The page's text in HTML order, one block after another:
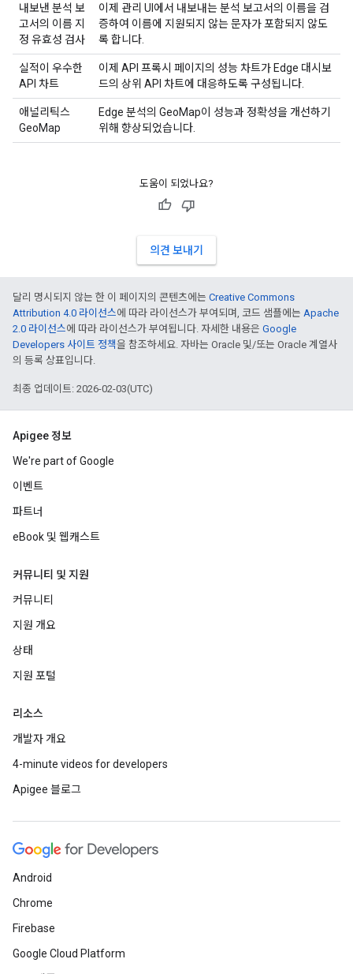
내보낸 분석 보
고서의 이름 지
정 유효성 검사
이제 관리 UI에서 내보내는 분석 보고서의 이름을 검
증하여 이름에 지원되지 않는 문자가 포함되지 않도
록 합니다.
실적이 우수한
API 차트
이제 API 프록시 페이지의 성능 차트가 Edge 대시보
드의 상위 API 차트에 대응하도록 구성됩니다.
애널리틱스
GeoMap
Edge 분석의 GeoMap이 성능과 정확성을 개선하기
위해 향상되었습니다.
도움이 되었나요?
의견 보내기
달리 명시되지 않는 한 이 페이지의 콘텐츠에는 Creative Commons
Attribution 4.0 라이선스에 따라 라이선스가 부여되며, 코드 샘플에는 Apache
2.0 라이선스에 따라 라이선스가 부여됩니다. 자세한 내용은 Google
Developers 사이트 정책을 참조하세요. 자바는 Oracle 및/또는 Oracle 계열사
의 등록 상표입니다.
최종 업데이트: 2026-02-03(UTC)
Apigee 정보
We're part of Google
이벤트
파트너
eBook 및 웹캐스트
커뮤니티 및 지원
커뮤니티
지원 개요
상태
지원 포털
리소스
개발자 개요
4-minute videos for developers
Apigee 블로그
Android
Chrome
Firebase
Google Cloud Platform